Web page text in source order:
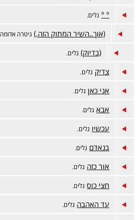
° ° גלים.
(אוך..השיר המתוק הזה.) גיטרה אדומה
(בדיוק) גלים.
צדיק גלים.
אני כאן גלים.
אבא גלים.
עכשיו גלים.
בנאדם גלים.
אור כזה גלים.
חצי כוס גלים.
עד האהבה גלים.